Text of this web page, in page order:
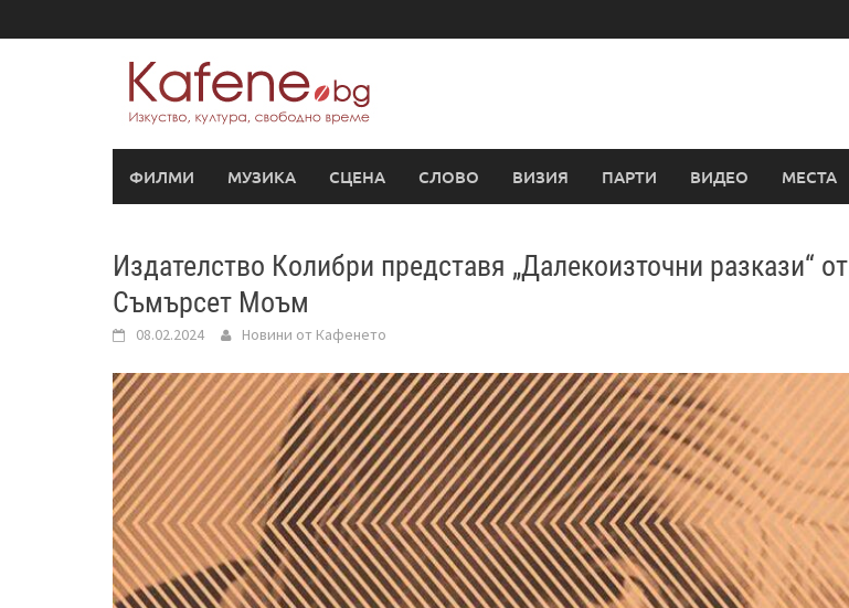
to
ФИЛМИ МУЗИКА СЦЕНА СЛОВО ВИЗИЯ ПАРТИ ВИДЕО МЕСТА
Издателство Колибри представя „Далекоизточни разкази“ от
Съмърсет Моъм
08.02.2024 Новини от Кафенето